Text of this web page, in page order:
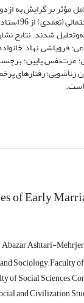
عوامل مؤثر بر گرایش
روش پژوهش از نوع
انتخاب و وارد فاز
فروپاشی نهاد
عزت‌نفس پایین؛
رفتارهای
است.
of Early
Abazar Ashtari-
Sociology,
of Social Sciences,
and Civilization